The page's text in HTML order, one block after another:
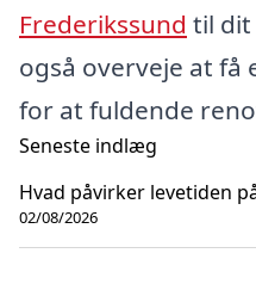
Frederikssund til dit
også overveje at få
for at fuldende
Seneste indlæg
Hvad påvirker levetiden
02/08/2026